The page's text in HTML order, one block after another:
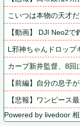
こいつは本物の天才
【動画】 DJI Neo2で
L邪神ちゃんドロッ
カープ新井監督、8回
【前編】自分の息子
【悲報】ワンピー
Powered by livedoor